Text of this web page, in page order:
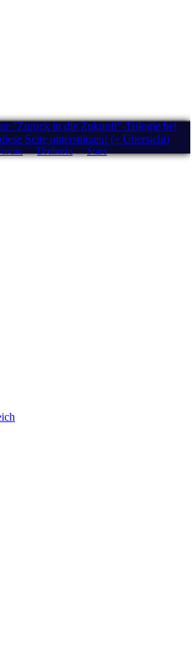
"Zurück in die Zukunft"-Trilogie bei
Seite unterstützen! (» Übersicht)
Drehorte Stars